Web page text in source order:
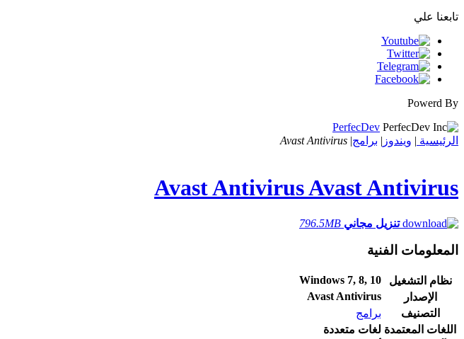
تابعنا علي
Powerd By
PerfecDev
الرئيسية | ويندوز | برامج|
Avast Antivirus
Avast AntivirusAvast Antivirus
تنزيل مجاني 796.5MB
المعلومات الفنية
نظام التشغيل
Windows 7, 8, 10
الإصدار
Avast Antivirus
التصنيف
برامج
اللغات المعتمدة لغات متعددة